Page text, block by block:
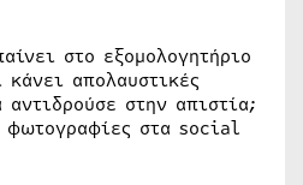
στο εξομολογητήριο
απολαυστικές
στην απιστία;
φωτογραφίες στα social